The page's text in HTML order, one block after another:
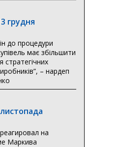
грудня
до процедури
має збільшити
стратегічних
– нардеп
на
Маркива